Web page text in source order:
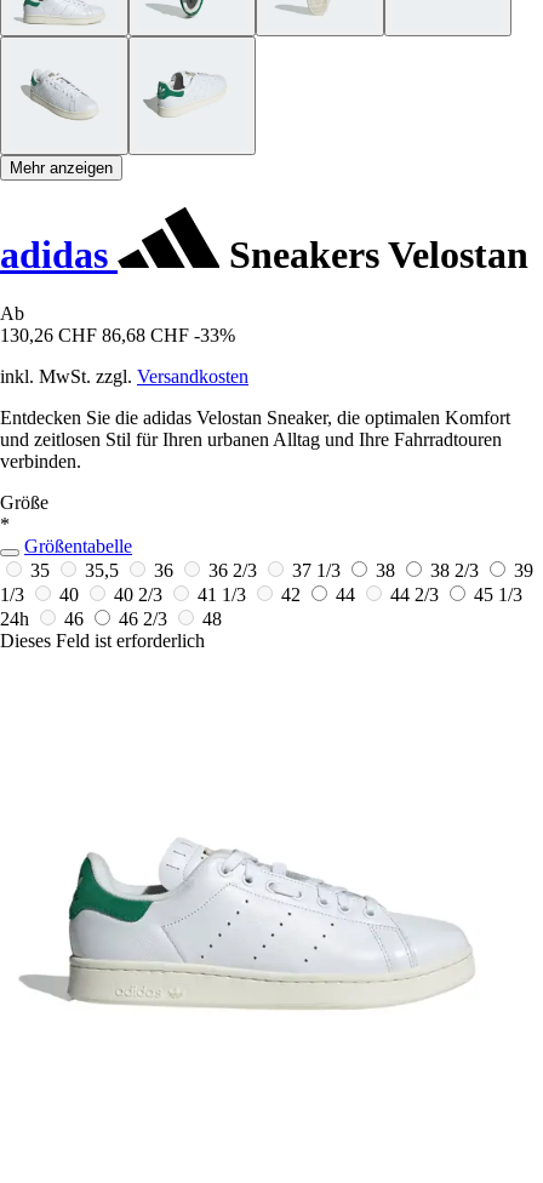
Mehr anzeigen
adidas Sneakers Velostan
Ab
130,26 CHF 86,68 CHF -33%
inkl. MwSt. zzgl. Versandkosten
Entdecken Sie die adidas Velostan Sneaker, die optimalen Komfort
und zeitlosen Stil für Ihren urbanen Alltag und Ihre Fahrradtouren
verbinden.
Größe
*
Größentabelle
35
35,5 36 36 2/3 37 1/3 38 38 2/3
39
1/3
40 40 2/3 41 1/3 42 44 44 2/3
45 1/3
24h
46 46 2/3
48
Dieses Feld ist erforderlich